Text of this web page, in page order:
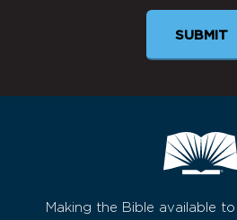
Making the Bible available